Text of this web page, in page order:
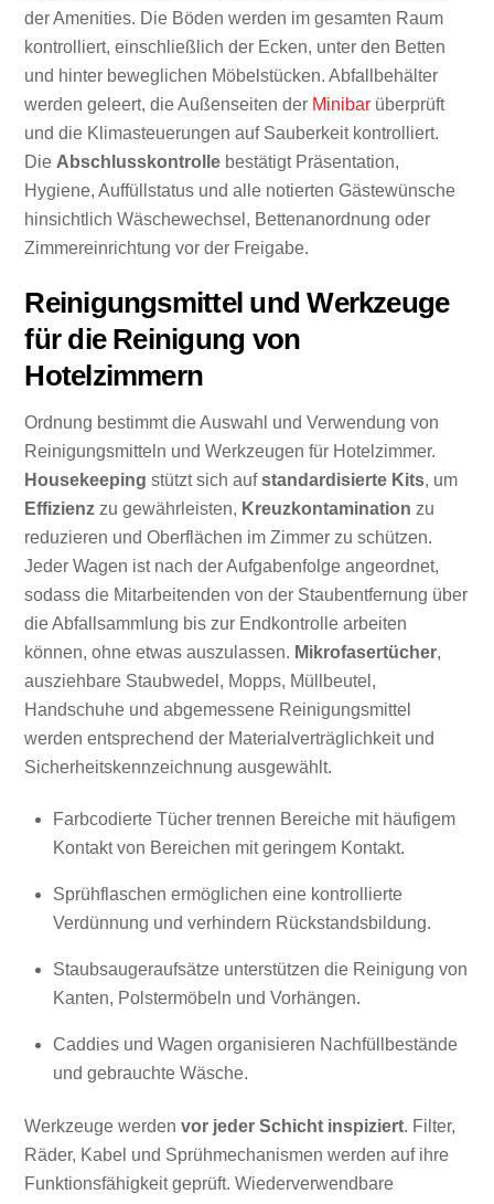
der Amenities. Die Böden werden im gesamten Raum
kontrolliert, einschließlich der Ecken, unter den Betten
und hinter beweglichen Möbelstücken. Abfallbehälter
werden geleert, die Außenseiten der Minibar überprüft
und die Klimasteuerungen auf Sauberkeit kontrolliert.
Die Abschlusskontrolle bestätigt Präsentation,
Hygiene, Auffüllstatus und alle notierten Gästewünsche
hinsichtlich Wäschewechsel, Bettenanordnung oder
Zimmereinrichtung vor der Freigabe.
Reinigungsmittel und Werkzeuge
für die Reinigung von
Hotelzimmern
Ordnung bestimmt die Auswahl und Verwendung von
Reinigungsmitteln und Werkzeugen für Hotelzimmer.
Housekeeping stützt sich aufstandardisierte Kits, um
Effizienz zu gewährleisten, Kreuzkontamination zu
reduzieren und Oberflächen im Zimmer zu schützen.
Jeder Wagen ist nach der Aufgabenfolge angeordnet,
sodass die Mitarbeitenden von der Staubentfernung über
die Abfallsammlung bis zur Endkontrolle arbeiten
können, ohne etwas auszulassen. Mikrofasertücher,
ausziehbare Staubwedel, Mopps, Müllbeutel,
Handschuhe und abgemessene Reinigungsmittel
werden entsprechend der Materialverträglichkeit und
Sicherheitskennzeichnung ausgewählt.
Farbcodierte Tücher trennen Bereiche mit häufigem
Kontakt von Bereichen mit geringem Kontakt.
Sprühflaschen ermöglichen eine kontrollierte
Verdünnung und verhindern Rückstandsbildung.
Staubsaugeraufsätze unterstützen die Reinigung von
Kanten, Polstermöbeln und Vorhängen.
Caddies und Wagen organisieren Nachfüllbestände
und gebrauchte Wäsche.
Werkzeuge werdenvor jeder Schicht inspiziert. Filter,
Räder, Kabel und Sprühmechanismen werden auf ihre
Funktionsfähigkeit geprüft. Wiederverwendbare